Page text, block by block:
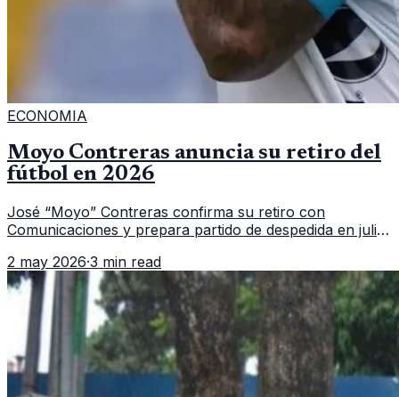
ECONOMIA
Moyo Contreras anuncia su retiro del
fútbol en 2026
José “Moyo” Contreras confirma su retiro con
Comunicaciones y prepara partido de despedida en julio.
2 may 2026·3 min read